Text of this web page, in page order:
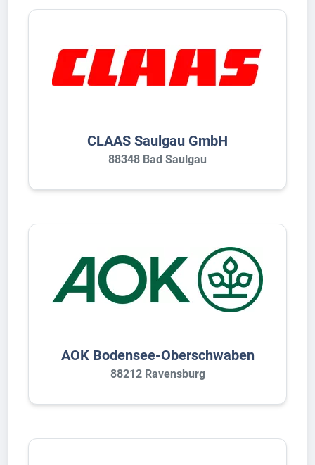
CLAAS Saulgau GmbH
88348 Bad Saulgau
AOK Bodensee-Oberschwaben
88212 Ravensburg